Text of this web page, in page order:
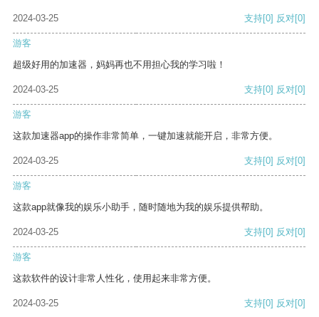
2024-03-25 支持[0] 反对[0]
游客
超级好用的加速器，妈妈再也不用担心我的学习啦！
2024-03-25 支持[0] 反对[0]
游客
这款加速器app的操作非常简单，一键加速就能开启，非常方便。
2024-03-25 支持[0] 反对[0]
游客
这款app就像我的娱乐小助手，随时随地为我的娱乐提供帮助。
2024-03-25 支持[0] 反对[0]
游客
这款软件的设计非常人性化，使用起来非常方便。
2024-03-25 支持[0] 反对[0]